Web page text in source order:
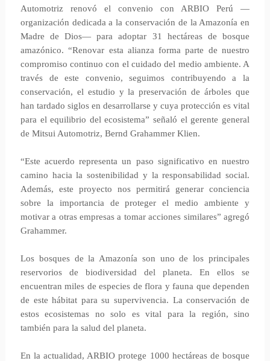
Automotriz renovó el convenio con ARBIO Perú —
organización dedicada a la conservación de la Amazonía en
Madre de Dios— para adoptar 31 hectáreas de bosque
amazónico. “Renovar esta alianza forma parte de nuestro
compromiso continuo con el cuidado del medio ambiente. A
través de este convenio, seguimos contribuyendo a la
conservación, el estudio y la preservación de árboles que
han tardado siglos en desarrollarse y cuya protección es vital
para el equilibrio del ecosistema” señaló el gerente general
de Mitsui Automotriz, Bernd Grahammer Klien.
“Este acuerdo representa un paso significativo en nuestro
camino hacia la sostenibilidad y la responsabilidad social.
Además, este proyecto nos permitirá generar conciencia
sobre la importancia de proteger el medio ambiente y
motivar a otras empresas a tomar acciones similares” agregó
Grahammer.
Los bosques de la Amazonía son uno de los principales
reservorios de biodiversidad del planeta. En ellos se
encuentran miles de especies de flora y fauna que dependen
de este hábitat para su supervivencia. La conservación de
estos ecosistemas no solo es vital para la región, sino
también para la salud del planeta.
En la actualidad, ARBIO protege 1000 hectáreas de bosque